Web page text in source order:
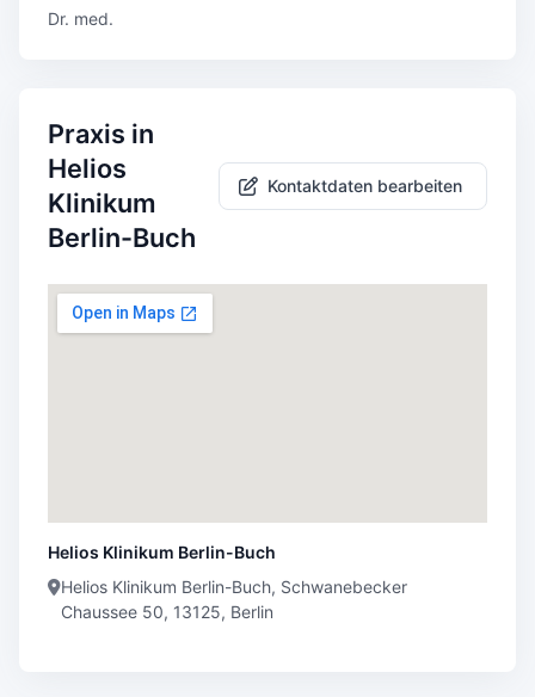
Dr. med.
Praxis in
Helios
Klinikum
Berlin-Buch
Kontaktdaten bearbeiten
Helios Klinikum Berlin-Buch
Helios Klinikum Berlin-Buch, Schwanebecker
Chaussee 50, 13125, Berlin